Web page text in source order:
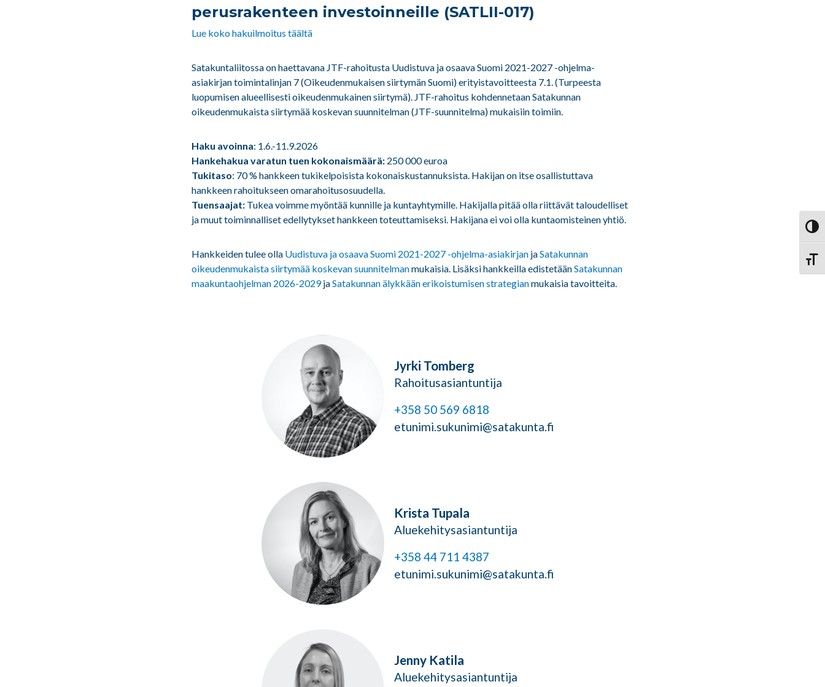
perusrakenteen investoinneille (SATLII-017)
Lue koko hakuilmoitus täältä
Satakuntaliitossa on haettavana JTF-rahoitusta Uudistuva ja osaava Suomi 2021-2027 -ohjelma-
asiakirjan toimintalinjan 7 (Oikeudenmukaisen siirtymän Suomi) erityistavoitteesta 7.1. (Turpeesta
luopumisen alueellisesti oikeudenmukainen siirtymä). JTF-rahoitus kohdennetaan Satakunnan
oikeudenmukaista siirtymää koskevan suunnitelman (JTF-suunnitelma) mukaisiin toimiin.
Haku avoinna: 1.6.-11.9.2026
Hankehakua varatun tuen kokonaismäärä: 250 000 euroa
Tukitaso: 70 % hankkeen tukikelpoisista kokonaiskustannuksista. Hakijan on itse osallistuttava
hankkeen rahoitukseen omarahoitusosuudella.
Tuensaajat: Tukea voimme myöntää kunnille ja kuntayhtymille. Hakijalla pitää olla riittävät taloudelliset
ja muut toiminnalliset edellytykset hankkeen toteuttamiseksi. Hakijana ei voi olla kuntaomisteinen yhtiö.
Hankkeiden tulee olla Uudistuva ja osaava Suomi 2021-2027 -ohjelma-asiakirjan jaSatakunnan
oikeudenmukaista siirtymää koskevan suunnitelmanmukaisia. Lisäksi hankkeilla edistetäänSatakunnan
maakuntaohjelman 2026-2029 jaSatakunnan älykkään erikoistumisen strategianmukaisia tavoitteita.
Jyrki Tomberg
Rahoitusasiantuntija
+358 50 569 6818
etunimi.sukunimi@satakunta.fi
Krista Tupala
Aluekehitysasiantuntija
+358 44 711 4387
etunimi.sukunimi@satakunta.fi
Jenny Katila
Aluekehitysasiantuntija